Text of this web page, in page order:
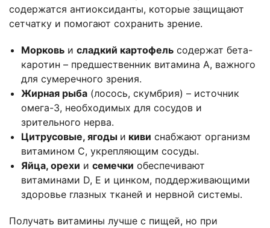
содержатся антиоксиданты, которые защищают
сетчатку и помогают сохранить зрение.
Морковь и сладкий картофель содержат бета-
каротин – предшественник витамина A, важного
для сумеречного зрения.
Жирная рыба (лосось, скумбрия) – источник
омега-3, необходимых для сосудов и
зрительного нерва.
Цитрусовые, ягоды и киви снабжают организм
витамином C, укрепляющим сосуды.
Яйца, орехи и семечки обеспечивают
витаминами D, E и цинком, поддерживающими
здоровье глазных тканей и нервной системы.
Получать витамины лучше с пищей, но при